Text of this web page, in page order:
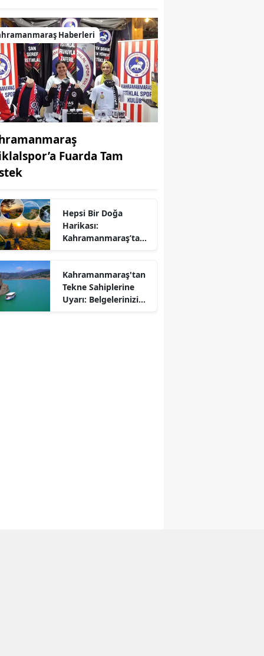
Haberleri
Fuarda Tam
Hepsi Bir Doğa
Harikası:
Kahramanmaraş’ta
Güzel Alanlar
Kahramanmaraş'tan
Tekne Sahiplerine
Uyarı: Belgelerinizi